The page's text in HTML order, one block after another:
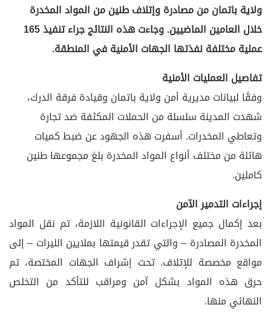
ولاية باتمان من مصادرة وإتلاف طنين من المواد المخدرة
خلال العامين الماضيين. وجاءت هذه النتائج جراء تنفيذ 165
عملية مختلفة نفذتها الجهات الأمنية في المنطقة.
تفاصيل العمليات الأمنية
وفقًا لبيانات مديرية أمن ولاية باتمان وقيادة فرقة الدرك،
شهدت المدينة سلسلة من الحملات المكثفة ضد تجارة
وتعاطي المخدرات. أسفرت هذه الجهود عن ضبط كميات
هائلة من مختلف أنواع المواد المخدرة بلغ مجموعها طنين
كاملين.
إجراءات التدمير الآمن
بعد إكمال جميع الإجراءات القانونية اللازمة، تم نقل المواد
المخدرة المصادرة – والتي تقدر قيمتها بملايين الليرات – إلى
مواقع مخصصة للإتلاف. تحت إشراف الجهات المختصة، تم
حرق هذه المواد بشكل آمن ومراقب للتأكد من التخلص
النهائي منها.